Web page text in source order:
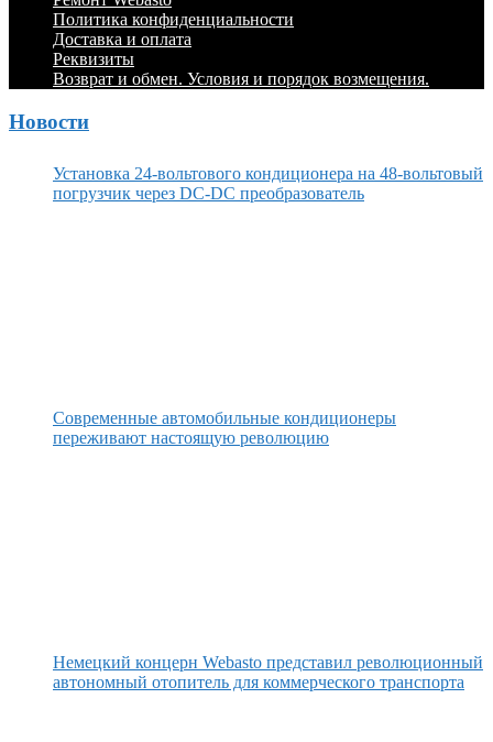
Политика конфиденциальности
Доставка и оплата
Реквизиты
Возврат и обмен. Условия и порядок возмещения.
Новости
Установка 24-вольтового кондиционера на 48-вольтовый
погрузчик через DC-DC преобразователь
Современные автомобильные кондиционеры
переживают настоящую революцию
Немецкий концерн Webasto представил революционный
автономный отопитель для коммерческого транспорта